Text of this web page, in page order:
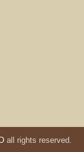
all rights reserved.